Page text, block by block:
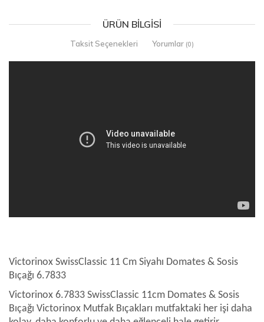
ÜRÜN BILGISI
Taksit Seçenekleri Yorumlar (0)
​​​​​​​​​​​​​​​​​​​​​​​​​​​​​​Victorinox SwissClassic 11 Cm Siyahı Domates & Sosis
Bıçağı 6.7833
Victorinox 6.7833 SwissClassic 11cm Domates & Sosis
Bıçağı Victorinox Mutfak Bıçakları mutfaktaki her işi daha